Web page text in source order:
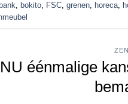
bank, bokito, FSC, grenen, horeca,
éénmalige